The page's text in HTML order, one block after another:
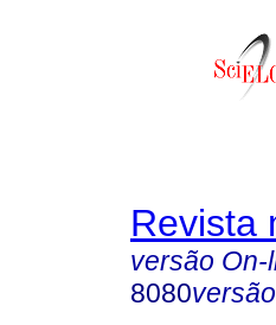
Revista
versão On-
8080